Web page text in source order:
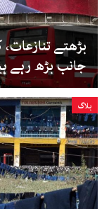
بڑھتے
جانب بڑھ رہے
بلاگ